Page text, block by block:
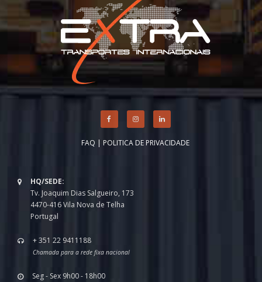
FAQ | POLITICA DE PRIVACIDADE
HQ/SEDE:
Tv. Joaquim Dias Salgueiro, 173
4470-416 Vila Nova de Telha
Portugal
+ 351 22 9411188
Chamada para a rede fixa nacional
Seg - Sex 9h00 - 18h00